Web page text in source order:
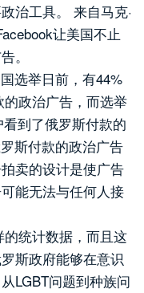
治工具。 来自马克·
让美国不止
。
选举日前，有44%
政治广告，而选举
到了俄罗斯付款的
斯付款的政治广告
卖的设计是使广告
能无法与任何人接
统计数据，而且这
斯政府能够在意识
LGBT问题到种族问